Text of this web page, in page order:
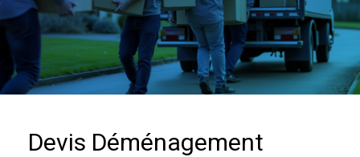
Devis Déménagement